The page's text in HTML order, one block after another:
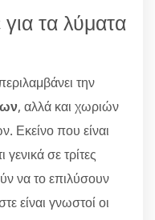
τα λύματα
την
, αλλά και χωριών
Εκείνο που είναι
γενικά σε τρίτες
να το επιλύσουν
είναι γνωστοί οι